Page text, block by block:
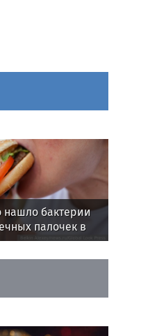
нашло бактерии
палочек в
компаний